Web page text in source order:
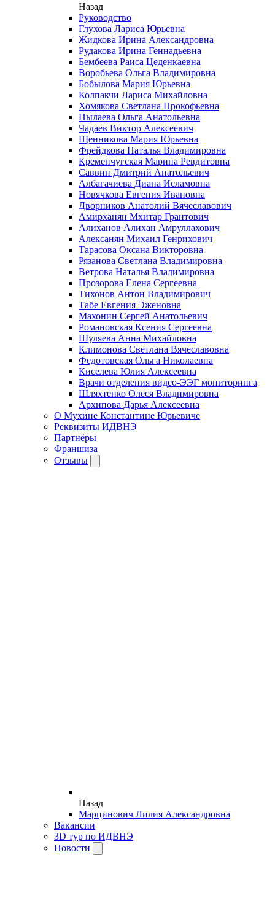
Назад
Руководство
Глухова Лариса Юрьевна
Жидкова Ирина Александровна
Рудакова Ирина Геннадьевна
Бембеева Раиса Цеденкаевна
Воробьева Ольга Владимировна
Бобылова Мария Юрьевна
Колпакчи Лариса Михайловна
Хомякова Светлана Прокофьевна
Пылаева Ольга Анатольевна
Чадаев Виктор Алексеевич
Щенникова Мария Юрьевна
Фрейдкова Наталья Владимировна
Кременчугская Марина Ревдитовна
Саввин Дмитрий Анатольевич
Албагачиева Диана Исламовна
Новячкова Евгения Ивановна
Дворников Анатолий Вячеславович
Амирханян Мхитар Грантович
Алиханов Алихан Амруллахович
Алексанян Михаил Генрихович
Тарасова Оксана Викторовна
Рязанова Светлана Владимировна
Ветрова Наталья Владимировна
Прозорова Елена Сергеевна
Тихонов Антон Владимирович
Табе Евгения Эженовна
Махонин Сергей Анатольевич
Романовская Ксения Сергеевна
Шуляева Анна Михайловна
Климонова Светлана Вячеславовна
Федотовская Ольга Николаевна
Киселева Юлия Алексеевна
Врачи отделения видео-ЭЭГ мониторинга
Шляхтенко Олеся Владимировна
Архипова Дарья Алексеевна
О Мухине Константине Юрьевиче
Реквизиты ИДВНЭ
Партнёры
Франшиза
Отзывы
Назад
Марцинович Лилия Александровна
Вакансии
3D тур по ИДВНЭ
Новости